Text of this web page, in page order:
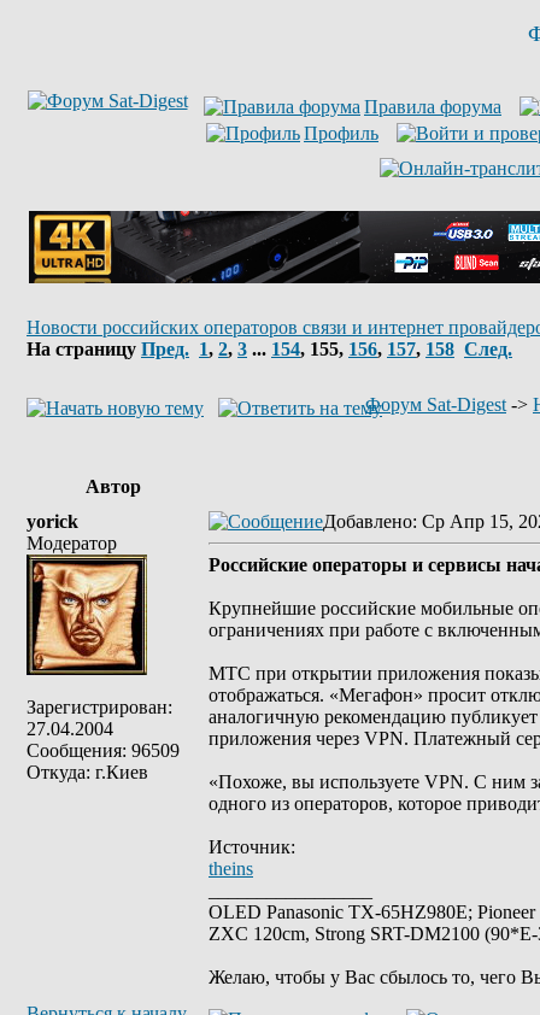
Правила форума
Профиль
Новости российских операторов связи и интернет
На страницу Пред. 1, 2, 3 ... 154, 155, 156, 157, 158 След.
Форум Sat-Digest ->
Автор
yorick
Модератор
Зарегистрирован:
27.04.2004
Сообщения: 96509
Откуда: г.Киев
Добавлено: Ср Апр 15,
Российские операторы и сервисы
Крупнейшие российские мобильные
ограничениях при работе с
МТС при открытии приложения
отображаться. «Мегафон» просит
аналогичную рекомендацию
приложения через VPN. Платежный
«Похоже, вы используете VPN. С ним
одного из операторов, которое
Источник:
theins
OLED Panasonic TX-65HZ980E;
ZXC 120cm, Strong SRT-DM2100
Желаю, чтобы у Вас сбылось то, чего